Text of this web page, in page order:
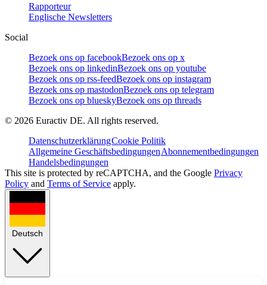
Rapporteur
Englische Newsletters
Social
Bezoek ons op facebookBezoek ons op x
Bezoek ons op linkedinBezoek ons op youtube
Bezoek ons op rss-feedBezoek ons op instagram
Bezoek ons op mastodonBezoek ons op telegram
Bezoek ons op blueskyBezoek ons op threads
© 2026 Euractiv DE. All rights reserved.
DatenschutzerklärungCookie Politik
Allgemeine GeschäftsbedingungenAbonnementbedingungen
Handelsbedingungen
This site is protected by reCAPTCHA, and the Google Privacy
Policy and Terms of Service apply.
Deutsch